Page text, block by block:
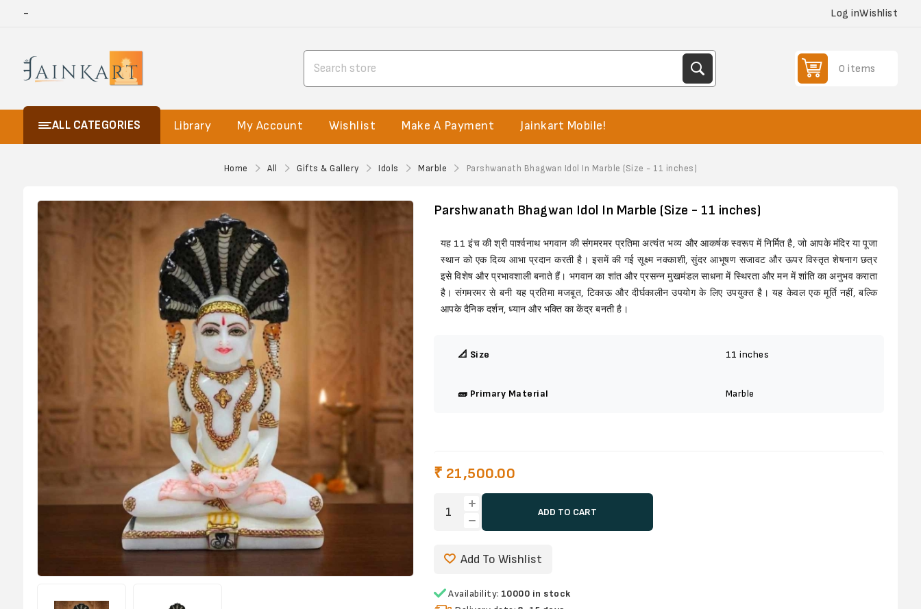
- Log inWishlist
0 items
ALL CATEGORIES Library My Account Wishlist Make A Payment Jainkart Mobile!
Home All Gifts & Gallery Idols Marble Parshwanath Bhagwan Idol In Marble (Size - 11 inches)
Parshwanath Bhagwan Idol In Marble (Size - 11 inches)
यह 11 इंच की श्री पार्श्वनाथ भगवान की संगमरमर प्रतिमा अत्यंत भव्य और आकर्षक स्वरूप में निर्मित है, जो आपके मंदिर या पूजा
स्थान को एक दिव्य आभा प्रदान करती है। इसमें की गई सूक्ष्म नक्काशी, सुंदर आभूषण सजावट और ऊपर विस्तृत शेषनाग छत्र
इसे विशेष और प्रभावशाली बनाते हैं। भगवान का शांत और प्रसन्न मुखमंडल साधना में स्थिरता और मन में शांति का अनुभव कराता
है। संगमरमर से बनी यह प्रतिमा मजबूत, टिकाऊ और दीर्घकालीन उपयोग के लिए उपयुक्त है। यह केवल एक मूर्ति नहीं, बल्कि
आपके दैनिक दर्शन, ध्यान और भक्ति का केंद्र बनती है।
📐 Size 11 inches
🧱 Primary Material Marble
₹ 21,500.00
ADD TO CART
Add To Wishlist
Availability: 10000 in stock